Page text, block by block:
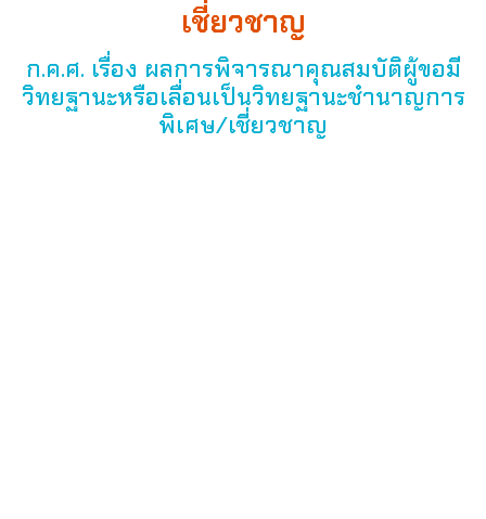
เชี่ยวชาญ
ก.ค.ศ. เรื่อง ผลการพิจารณาคุณสมบัติผู้ขอมี
วิทยฐานะหรือเลื่อนเป็นวิทยฐานะชำนาญการ
พิเศษ/เชี่ยวชาญ